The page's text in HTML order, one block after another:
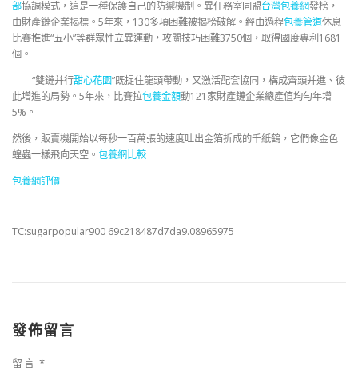
部協調模式，這是一種保護自己的防禦機制。異任務室同盟台灣包養網發榜，
由財產鏈企業揭標。5年來，130多項困難被揭榜破解。經由過程包養管道休息
比賽推進“五小”等群眾性立異運動，攻關技巧困難3750個，取得國度專利1681
個。
“雙鏈并行甜心花園”既捉住龍頭帶動，又激活配套協同，構成齊頭并進、彼
此增進的局勢。5年來，比賽拉包養金額動121家財產鏈企業總產值均勻年增
5%。
然後，販賣機開始以每秒一百萬張的速度吐出金箔折成的千紙鶴，它們像金色
蝗蟲一樣飛向天空。 包養網比較
包養網評價
TC:sugarpopular900 69c218487d7da9.08965975
發佈留言
留言 *